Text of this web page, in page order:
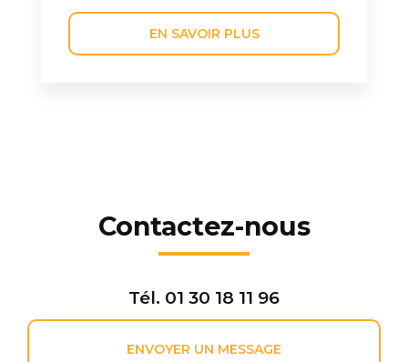
EN SAVOIR PLUS
Contactez-nous
Tél. 01 30 18 11 96
ENVOYER UN MESSAGE